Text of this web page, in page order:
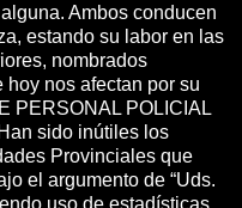
Ambos conducen
estando su labor en las
nombrados
nos afectan por su
PERSONAL POLICIAL
sido inútiles los
Provinciales que
el argumento de “Uds.
uso de estadísticas